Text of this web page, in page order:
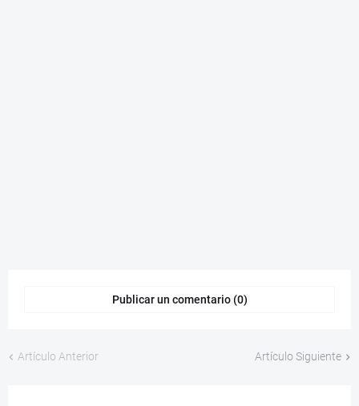
Publicar un comentario (0)
Artículo Anterior Artículo Siguiente